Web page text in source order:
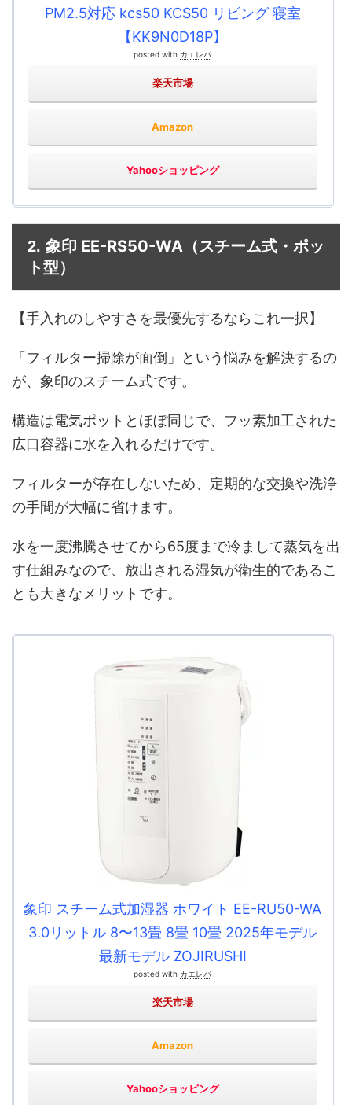
PM2.5対応 kcs50 KCS50 リビング 寝室
【KK9N0D18P】
posted with カエレバ
楽天市場
Amazon
Yahooショッピング
2. 象印 EE-RS50-WA （スチーム式・ポッ
ト型）
【手入れのしやすさを最優先するならこれ一択】
「フィルター掃除が面倒」という悩みを解決するの
が、象印のスチーム式です。
構造は電気ポットとほぼ同じで、フッ素加工された
広口容器に水を入れるだけです。
フィルターが存在しないため、定期的な交換や洗浄
の手間が大幅に省けます。
水を一度沸騰させてから65度まで冷まして蒸気を出
す仕組みなので、放出される湿気が衛生的であるこ
とも大きなメリットです。
象印 スチーム式加湿器 ホワイト EE-RU50-WA
3.0リットル 8〜13畳 8畳 10畳 2025年モデル
最新モデル ZOJIRUSHI
posted with カエレバ
楽天市場
Amazon
Yahooショッピング